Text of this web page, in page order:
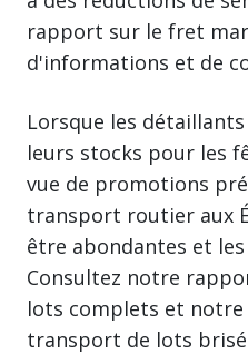
rapport sur le fret
d'informations et de
Lorsque les
leurs stocks pour les
vue de promotions
transport routier aux
être abondantes et
Consultez notre
lots complets et
transport de lots